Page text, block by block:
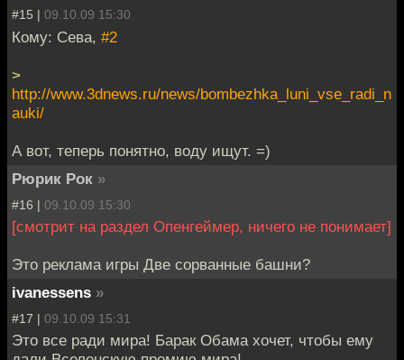
#15 | 09.10.09 15:30
Кому: Сева, #2
>
http://www.3dnews.ru/news/bombezhka_luni_vse_radi_n
auki/
А вот, теперь понятно, воду ищут. =)
Рюрик Рок »
#16 | 09.10.09 15:30
[смотрит на раздел Опенгеймер, ничего не понимает]
Это реклама игры Две сорванные башни?
ivanessens »
#17 | 09.10.09 15:31
Это все ради мира! Барак Обама хочет, чтобы ему